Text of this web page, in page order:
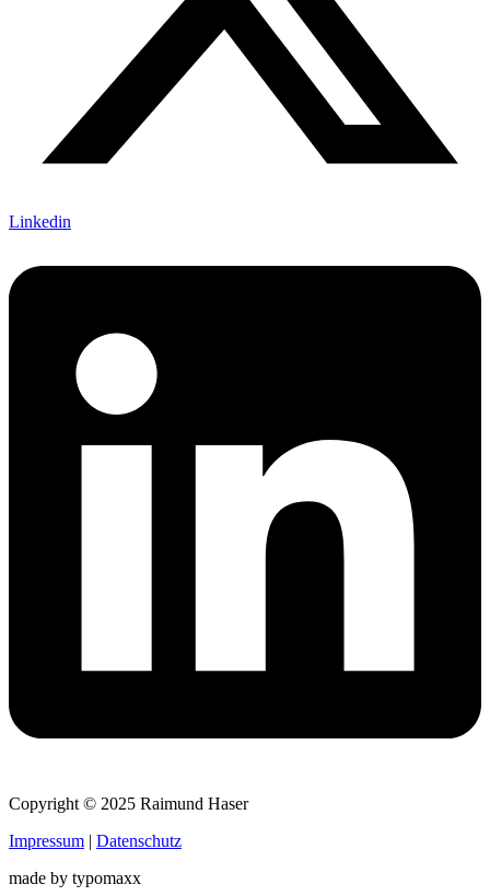
Linkedin
Copyright © 2025 Raimund Haser
Impressum | Datenschutz
made by typomaxx